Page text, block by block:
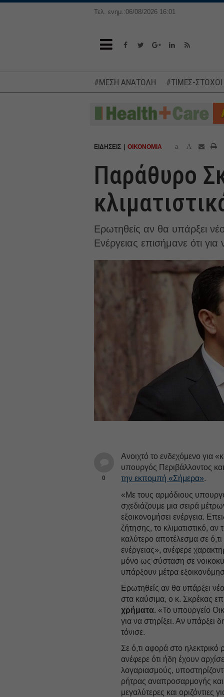
Τελ. ενημ.:06/08/2026 16:01
#ΜΕΣΗ ΑΝΑΤΟΛΗ #ΤΙΜΕΣ-
ΕΙΔΗΣΕΙΣ ΟΙΚΟΝΟΜΙΑ a A
Παράθυρο
Ερωτηθείς αν θα υπάρξει
Ενέργειας επισήμανε ότι
0
Ανοιχτό το ενδεχόμενο για
υπουργός Περιβάλλοντος
την εκπομπή «Σήμερα».
«Με τους αρμόδιους
σχεδιάζουμε μια σειρά
εξοικονομήσει ενέργεια.
ζήτησης, το κλιματιστικό,
καλύτερο αποτέλεσμα σε
ενέργειας», ανέφερε
μόνο ως σύσταση σε
υπάρξουν μέτρα
Ερωτηθείς αν θα υπάρξει
στα καύσιμα, ο κ. Σκρέκας
χρήματα. «Το υπουργείο
για να στηρίξει. Αν υπάρξει
τόνισε.
Σε ό,τι αφορά στο
ανέφερε ότι ήδη έχουν
λογαριασμούς,
ρήτρας αναπροσαρμογής και
μεγαλύτερες και οριζόντιες